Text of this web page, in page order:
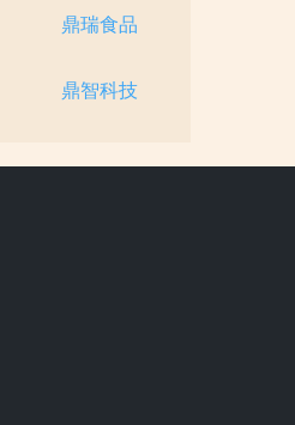
鼎瑞食品
鼎智科技